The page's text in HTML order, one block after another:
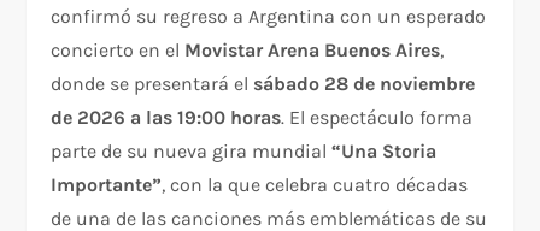
confirmó su regreso a Argentina con un esperado
concierto en el Movistar Arena Buenos Aires,
donde se presentará el sábado 28 de noviembre
de 2026 a las 19:00 horas. El espectáculo forma
parte de su nueva gira mundial“Una Storia
Importante”, con la que celebra cuatro décadas
de una de las canciones más emblemáticas de su